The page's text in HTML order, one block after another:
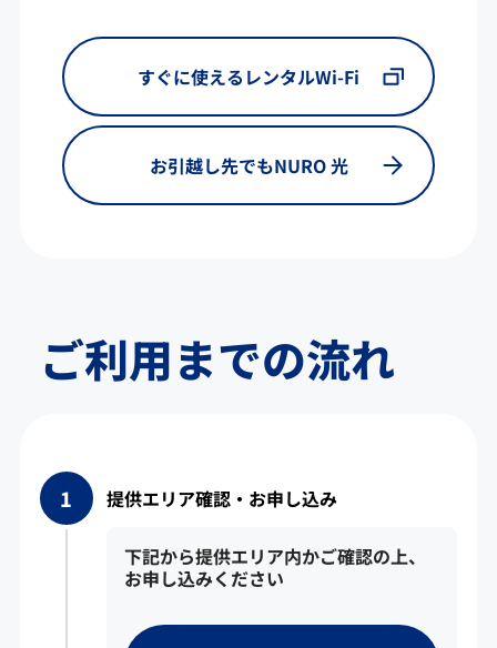
すぐに使えるレンタルWi-Fi
お引越し先でもNURO 光
ご利用までの流れ
提供エリア確認・お申し込み
下記から提供エリア内かご確認の上、
お申し込みください